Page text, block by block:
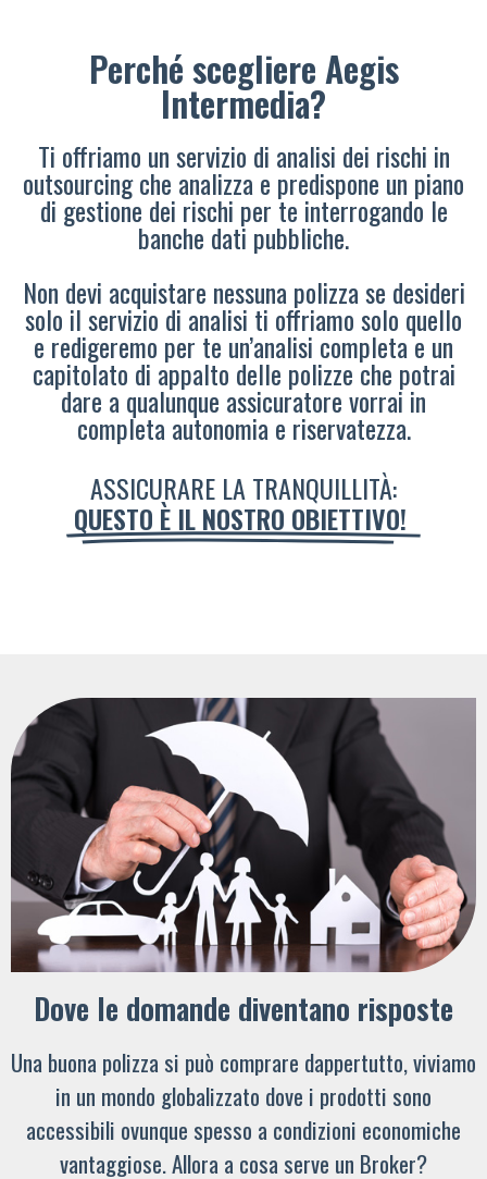
Perché scegliere Aegis
Intermedia?
Ti offriamo un servizio di analisi dei rischi in
outsourcing che analizza e predispone un piano
di gestione dei rischi per te interrogando le
banche dati pubbliche.
Non devi acquistare nessuna polizza se desideri
solo il servizio di analisi ti offriamo solo quello
e redigeremo per te un’analisi completa e un
capitolato di appalto delle polizze che potrai
dare a qualunque assicuratore vorrai in
completa autonomia e riservatezza.
ASSICURARE LA TRANQUILLITÀ:
QUESTO È IL NOSTRO OBIETTIVO!
Dove le domande diventano risposte
Una buona polizza si può comprare dappertutto, viviamo
in un mondo globalizzato dove i prodotti sono
accessibili ovunque spesso a condizioni economiche
vantaggiose. Allora a cosa serve un Broker?